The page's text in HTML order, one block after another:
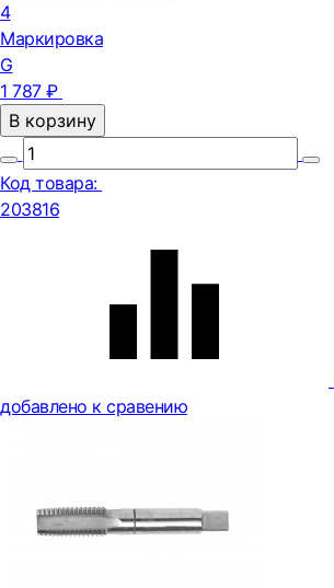
4
Маркировка
G
1 787 ₽
В корзину
Код товара:
203816
добавлено к сравению